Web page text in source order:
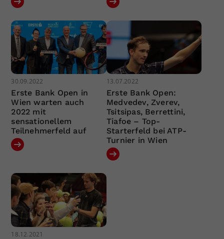
30.09.2022
Erste Bank Open in
Wien warten auch
2022 mit
sensationellem
Teilnehmerfeld auf
13.07.2022
Erste Bank Open:
Medvedev, Zverev,
Tsitsipas, Berrettini,
Tiafoe – Top-
Starterfeld bei ATP-
Turnier in Wien
18.12.2021